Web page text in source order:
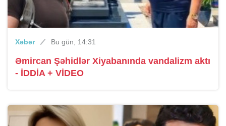
Xəbər Bu gün, 14:31
Əmircan Şəhidlər Xiyabanında vandalizm aktı
- İDDİA + VİDEO